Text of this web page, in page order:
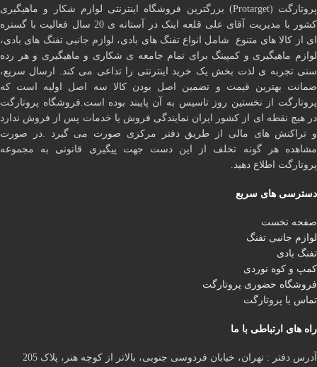
پروتارگت (Protarget) بزرگترین فروشگاه اینترنتی لوازم شکار و ماهیگیری
کشور با مدیریت آقای علی قلعه اینک در آستانه ی 20 سال فعالیت با گستره
ای از کالا های متنوع شامل انواع تفنگ های بادی، لوازم جانبی تفنگ های بادی،
لوازم ماهیگیری و کمپینگ برای تمام جامعه ی شکاری و ماهیگیری و هر رده
سنی تجربه ی لذت بخش یک خرید اینترنتی را تداعی می کند. ارسال سریع،
ضمانت بهترین قیمت و تضمین اصل بودن کالا سه اصل اولیه است که
پروتارگت از نخستین روز تاسیس به آن پایبند بوده است.فروشگاه پروتارگت
در هیچ نقطه ای از کشور ایران نمایندگی فروش یا خدمات پس از فروش ندارد
و تراکنش های مالی از طریق دفتر مرکزی صورت می گیرد .در صورت
مشاهده هر گونه تخلف از این دست جهت پیگیری قانونی به مجموعه
پروتارگت اطلاع دهید.
دسترسی های سریع
صفحه نخست
لوازم جانبی تفنگ
تفنگ بادی
کمپ و کوه نوردی
فروشگاه حضوری پروتارگت
تماس با پروتارگت
راه های ارتباطی با ما
آدرس دفتر : تهران، خیابان فردوسی جنوبی، بالاتر از کوچه هنر، پلاک 205